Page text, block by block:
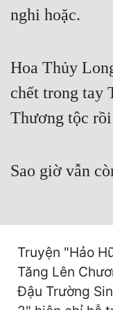
Xa Lộ Dịch
Cung Đấu
Cổ Tiên Hiệp
Du Hí
Dã Sử
Dị Giới
Dị Năng
nghi hoặc.
Hoa Thủy
chết trong tay
Thương tộc rồi
Sao giờ vẫn
Truyện "Hảo
Tăng Lên
Đậu Trường